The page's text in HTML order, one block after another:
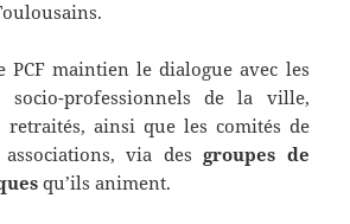
PCF maintien le dialogue avec les
socio-professionnels de la ville,
retraités, ainsi que les comités de
via des groupes de
qu’ils animent.